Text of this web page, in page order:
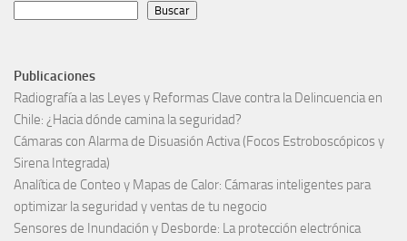
Buscar
Publicaciones
Radiografía a las Leyes y Reformas Clave contra la Delincuencia en
Chile: ¿Hacia dónde camina la seguridad?
Cámaras con Alarma de Disuasión Activa (Focos Estroboscópicos y
Sirena Integrada)
Analítica de Conteo y Mapas de Calor: Cámaras inteligentes para
optimizar la seguridad y ventas de tu negocio
Sensores de Inundación y Desborde: La protección electrónica